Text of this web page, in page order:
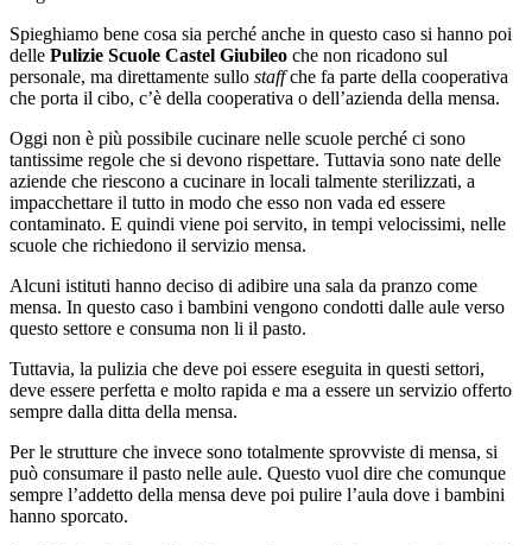
Spieghiamo bene cosa sia perché anche in questo caso si hanno poi
delle Pulizie Scuole Castel Giubileo che non ricadono sul
personale, ma direttamente sullo staffche fa parte della cooperativa
che porta il cibo, c’è della cooperativa o dell’azienda della mensa.
Oggi non è più possibile cucinare nelle scuole perché ci sono
tantissime regole che si devono rispettare. Tuttavia sono nate delle
aziende che riescono a cucinare in locali talmente sterilizzati, a
impacchettare il tutto in modo che esso non vada ed essere
contaminato. E quindi viene poi servito, in tempi velocissimi, nelle
scuole che richiedono il servizio mensa.
Alcuni istituti hanno deciso di adibire una sala da pranzo come
mensa. In questo caso i bambini vengono condotti dalle aule verso
questo settore e consuma non li il pasto.
Tuttavia, la pulizia che deve poi essere eseguita in questi settori,
deve essere perfetta e molto rapida e ma a essere un servizio offerto
sempre dalla ditta della mensa.
Per le strutture che invece sono totalmente sprovviste di mensa, si
può consumare il pasto nelle aule. Questo vuol dire che comunque
sempre l’addetto della mensa deve poi pulire l’aula dove i bambini
hanno sporcato.